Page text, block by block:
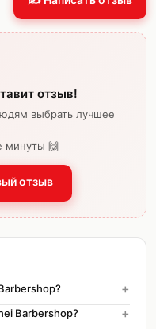
отзыв!
выбрать лучшее
минуты 🙌
отзыв
+
Barbershop? +